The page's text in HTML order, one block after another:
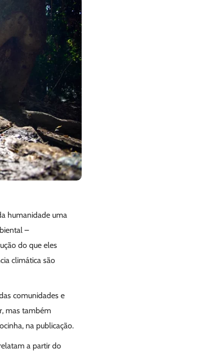
humanidade uma
–
do que eles
climática são
comunidades e
mas também
na publicação.
a partir do